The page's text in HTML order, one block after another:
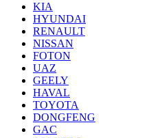
KIA
HYUNDAI
RENAULT
NISSAN
FOTON
UAZ
GEELY
HAVAL
TOYOTA
DONGFENG
GAC